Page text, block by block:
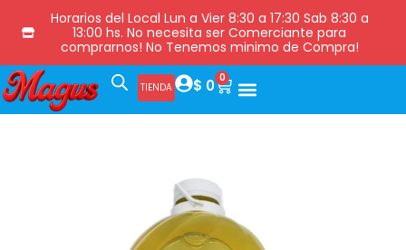
Horarios del Local Lun a Vier 8:30 a 17:30 Sab 8:30 a
13:00 hs. No necesita ser Comerciante para
comprarnos! No Tenemos minimo de Compra!
TIENDA $ 0 0